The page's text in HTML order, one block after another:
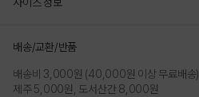
배송/교환/반품
배송비 3,000원 (40,000원 이상 무료배송)
제주 5,000원, 도서산간 8,000원